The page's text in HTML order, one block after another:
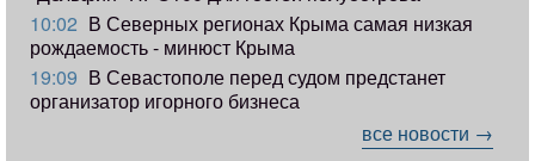
10:02 В Северных регионах Крыма самая низкая
рождаемость - минюст Крыма
19:09 В Севастополе перед судом предстанет
организатор игорного бизнеса
все новости →